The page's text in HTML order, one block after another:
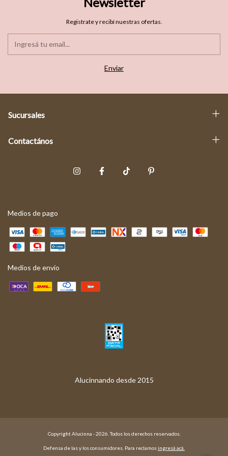
Registrate y recibí nuestras ofertas.
Sucursales
Contactános
Medios de pago
Medios de envío
Copyright Alucinna - 2026. Todos los derechos reservados.
Defensa de las y los consumidores. Para reclamosingresá acá.